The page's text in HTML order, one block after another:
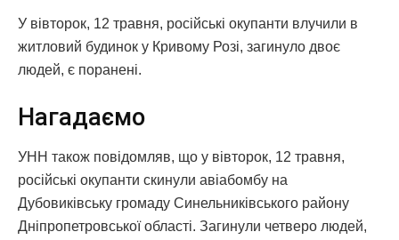
У вівторок, 12 травня, російські окупанти влучили в
житловий будинок у Кривому Розі, загинуло двоє
людей, є поранені.
Нагадаємо
УНН також повідомляв, що у вівторок, 12 травня,
російські окупанти скинули авіабомбу на
Дубовиківську громаду Синельниківського району
Дніпропетровської області. Загинули четверо людей,